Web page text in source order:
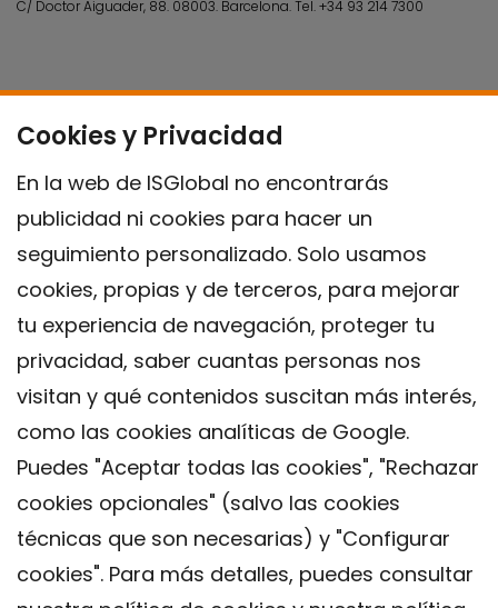
Cookies y Privacidad
En la web de ISGlobal no encontrarás
publicidad ni cookies para hacer un
seguimiento personalizado. Solo usamos
cookies, propias y de terceros, para mejorar
tu experiencia de navegación, proteger tu
privacidad, saber cuantas personas nos
visitan y qué contenidos suscitan más interés,
como las cookies analíticas de Google.
Puedes "Aceptar todas las cookies", "Rechazar
cookies opcionales" (salvo las cookies
técnicas que son necesarias) y "Configurar
cookies". Para más detalles, puedes consultar
C/ Doctor Aiguader, 88. 08003. Barcelona.Tel.+34 93 214 7300
Contacto